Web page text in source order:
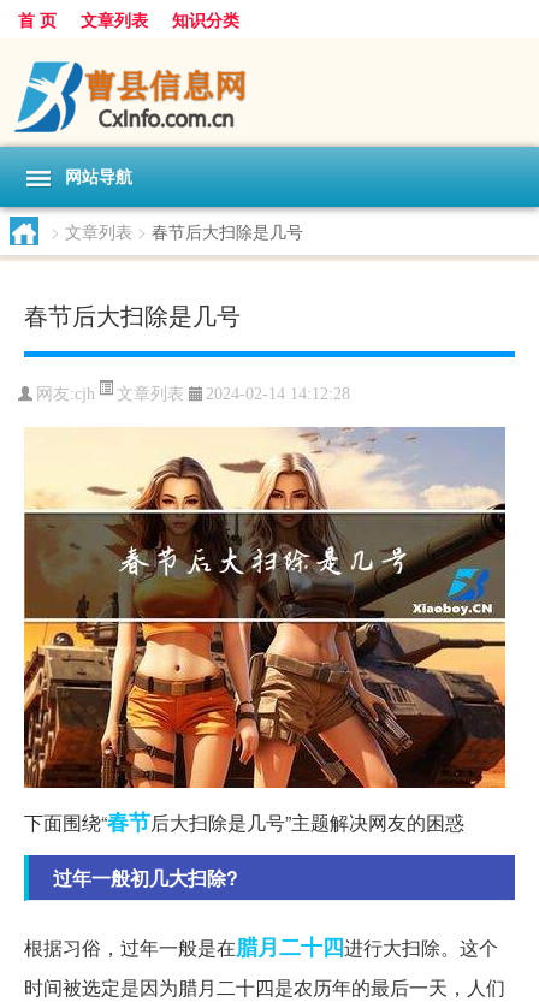
首 页 文章列表 知识分类
网站导航
> 文章列表 > 春节后大扫除是几号
春节后大扫除是几号
网友:cjh 文章列表 2024-02-14 14:12:28
下面围绕“春节后大扫除是几号”主题解决网友的困惑
过年一般初几大扫除?
根据习俗，过年一般是在腊月二十四进行大扫除。这个
时间被选定是因为腊月二十四是农历年的最后一天，人们